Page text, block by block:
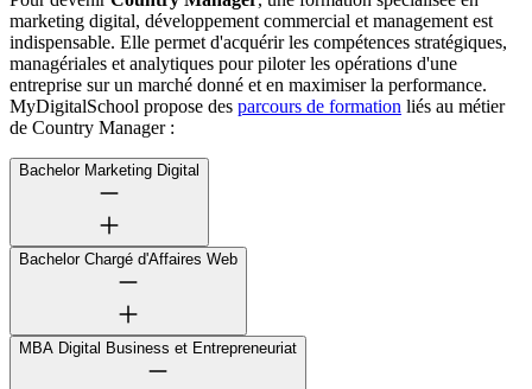
marketing digital, développement commercial et management est
indispensable. Elle permet d'acquérir les compétences stratégiques,
managériales et analytiques pour piloter les opérations d'une
entreprise sur un marché donné et en maximiser la performance.
MyDigitalSchool propose des parcours de formation liés au métier
de Country Manager :
Bachelor Marketing Digital
Bachelor Chargé d'Affaires Web
MBA Digital Business et Entrepreneuriat